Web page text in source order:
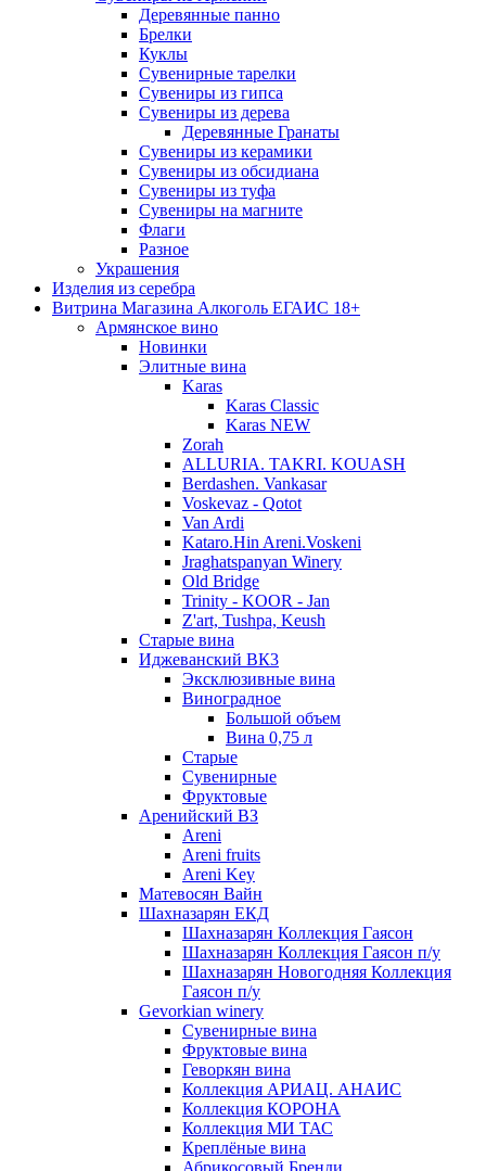
Деревянные панно
Брелки
Куклы
Сувенирные тарелки
Сувениры из гипса
Сувениры из дерева
Деревянные Гранаты
Сувениры из керамики
Сувениры из обсидиана
Сувениры из туфа
Сувениры на магните
Флаги
Разное
Украшения
Изделия из серебра
Витрина Магазина Алкоголь ЕГАИС 18+
Армянское вино
Новинки
Элитные вина
Karas
Karas Classic
Karas NEW
Zorah
ALLURIA. TAKRI. KOUASH
Berdashen. Vankasar
Voskevaz - Qotot
Van Ardi
Kataro.Hin Areni.Voskeni
Jraghatspanyan Winery
Old Bridge
Trinity - KOOR - Jan
Z'art, Tushpa, Keush
Старые вина
Иджеванский ВК3
Эксклюзивные вина
Виноградное
Большой объем
Вина 0,75 л
Старые
Сувенирные
Фруктовые
Аренийский ВЗ
Areni
Areni fruits
Areni Key
Матевосян Вайн
Шахназарян ЕКД
Шахназарян Коллекция Гаясон
Шахназарян Коллекция Гаясон п/у
Шахназарян Новогодняя Коллекция
Гаясон п/у
Gevorkian winery
Сувенирные вина
Фруктовые вина
Геворкян вина
Коллекция АРИАЦ. АНАИС
Коллекция КОРОНА
Коллекция МИ ТАС
Креплёные вина
Абрикосовый Бренди